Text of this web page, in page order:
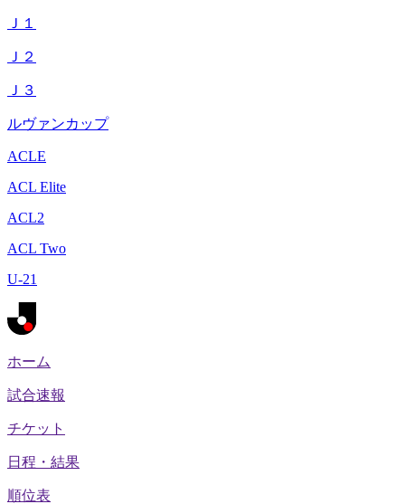
Ｊ１
Ｊ２
Ｊ３
ルヴァンカップ
ACLE
ACL Elite
ACL2
ACL Two
U-21
ホーム
試合速報
チケット
日程・結果
順位表